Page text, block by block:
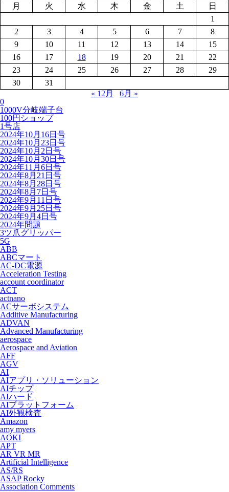
月
火 水 木 金 土
日
1
2
3 4 5 6 7
8
9
10 11 12 13 14
15
16
17 18 19 20 21
22
23
24 25 26 27 28
29
30
31
« 12月
6月 »
0
1000V分岐端子台
100円ショップ
1号店
2024年10月16日号
2024年10月23日号
2024年10月2日号
2024年10月30日号
2024年11月6日号
2024年8月21日号
2024年8月28日号
2024年8月7日号
2024年9月11日号
2024年9月25日号
2024年9月4日号
2024年問題
3ツ爪グリッパー
5G
ABB
ABCマート
AC-DC電源
Acceleration Testing
account coordinator
ACT
actnano
ACサーボシステム
Additive Manufacturing
ADVAN
Advanced Manufacturing
aerospace
Aerospace and Aviation
AFF
AGV
AI
AIアプリ・ソリューション
AIチップ
AIハード
AIプラットフォーム
AI外観検査
Amazon
amy myers
AOKI
APT
AR VR MR
Artificial Intelligence
AS/RS
ASAP Rocky
Association Comments